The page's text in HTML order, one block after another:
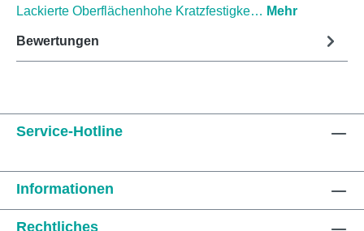
Lackierte Oberflächenhohe Kratzfestigke… Mehr
Bewertungen
Service-Hotline
Informationen
Rechtliches